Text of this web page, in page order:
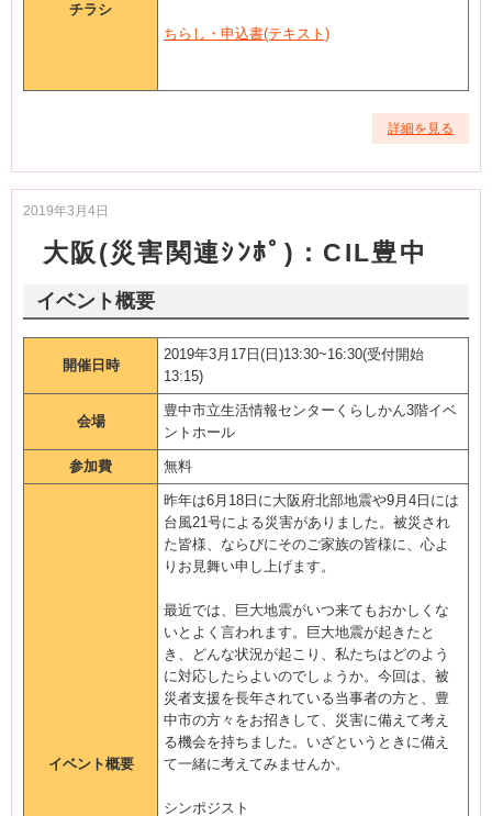
チラシ
ちらし・申込書(テキスト)
詳細を見る
2019年3月4日
大阪(災害関連ｼﾝﾎﾟ)：CIL豊中
イベント概要
開催日時
2019年3月17日(日)13:30~16:30(受付開始
13:15)
会場
豊中市立生活情報センターくらしかん3階イベ
ントホール
参加費 無料
イベント概要
昨年は6月18日に大阪府北部地震や9月4日には
台風21号による災害がありました。被災され
た皆様、ならびにそのご家族の皆様に、心よ
りお見舞い申し上げます。
最近では、巨大地震がいつ来てもおかしくな
いとよく言われます。巨大地震が起きたと
き、どんな状況が起こり、私たちはどのよう
に対応したらよいのでしょうか。今回は、被
災者支援を長年されている当事者の方と、豊
中市の方々をお招きして、災害に備えて考え
る機会を持ちました。いざというときに備え
て一緒に考えてみませんか。
シンポジスト